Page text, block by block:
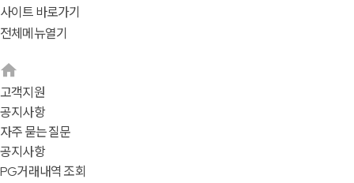
사이트 바로가기
전체메뉴열기
고객지원
공지사항
자주 묻는 질문
공지사항
PG거래내역 조회